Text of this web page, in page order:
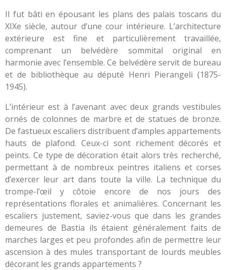
Il fut bâti en épousant les plans des palais toscans du
XIXe siècle, autour d’une cour intérieure. L’architecture
extérieure est fine et particulièrement travaillée,
comprenant un belvédère sommital original en
harmonie avec l’ensemble. Ce belvédère servit de bureau
et de bibliothèque au député Henri Pierangeli (1875-
1945).
L’intérieur est à l’avenant avec deux grands vestibules
ornés de colonnes de marbre et de statues de bronze.
De fastueux escaliers distribuent d’amples appartements
hauts de plafond. Ceux-ci sont richement décorés et
peints. Ce type de décoration était alors très recherché,
permettant à de nombreux peintres italiens et corses
d’exercer leur art dans toute la ville. La technique du
trompe-l’œil y côtoie encore de nos jours des
représentations florales et animalières. Concernant les
escaliers justement, saviez-vous que dans les grandes
demeures de Bastia ils étaient généralement faits de
marches larges et peu profondes afin de permettre leur
ascension à des mules transportant de lourds meubles
décorant les grands appartements ?